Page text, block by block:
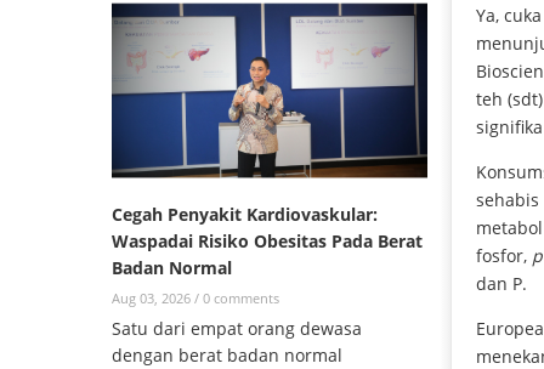
Ya,
teh
sehabis
fosfor,
dan P.
Cegah Penyakit Kardiovaskular:
Waspadai Risiko Obesitas Pada Berat
Badan Normal
Aug 03, 2026 / 0 comments
Satu dari empat orang dewasa
dengan berat badan normal